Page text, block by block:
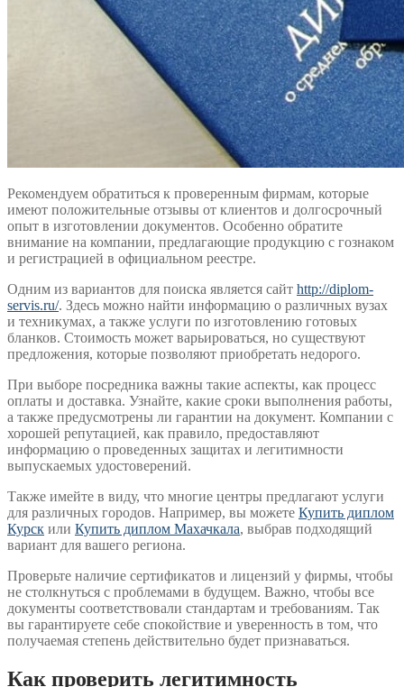
Рекомендуем обратиться к проверенным фирмам, которые
имеют положительные отзывы от клиентов и долгосрочный
опыт в изготовлении документов. Особенно обратите
внимание на компании, предлагающие продукцию с гознаком
и регистрацией в официальном реестре.
Одним из вариантов для поиска является сайт http://diplom-
servis.ru/. Здесь можно найти информацию о различных вузах
и техникумах, а также услуги по изготовлению готовых
бланков. Стоимость может варьироваться, но существуют
предложения, которые позволяют приобретать недорого.
При выборе посредника важны такие аспекты, как процесс
оплаты и доставка. Узнайте, какие сроки выполнения работы,
а также предусмотрены ли гарантии на документ. Компании с
хорошей репутацией, как правило, предоставляют
информацию о проведенных защитах и легитимности
выпускаемых удостоверений.
Также имейте в виду, что многие центры предлагают услуги
для различных городов. Например, вы можете Купить диплом
Курск или Купить диплом Махачкала, выбрав подходящий
вариант для вашего региона.
Проверьте наличие сертификатов и лицензий у фирмы, чтобы
не столкнуться с проблемами в будущем. Важно, чтобы все
документы соответствовали стандартам и требованиям. Так
вы гарантируете себе спокойствие и уверенность в том, что
получаемая степень действительно будет признаваться.
Как проверить легитимность